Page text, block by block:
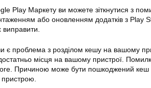
Play Маркету ви можете зіткнутися з
або оновленням додатків з
виправити.
є проблема з розділом кешу на вашому
місця на вашому пристрої.
Причиною може бути пошкоджений кеш